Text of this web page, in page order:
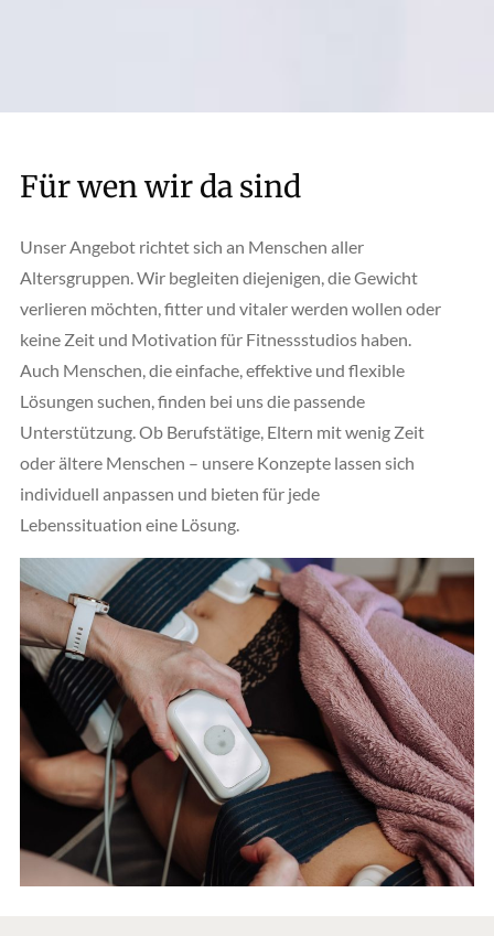
Für wen wir da sind
Unser Angebot richtet sich an Menschen aller
Altersgruppen. Wir begleiten diejenigen, die Gewicht
verlieren möchten, fitter und vitaler werden wollen oder
keine Zeit und Motivation für Fitnessstudios haben.
Auch Menschen, die einfache, effektive und flexible
Lösungen suchen, finden bei uns die passende
Unterstützung. Ob Berufstätige, Eltern mit wenig Zeit
oder ältere Menschen – unsere Konzepte lassen sich
individuell anpassen und bieten für jede
Lebenssituation eine Lösung.